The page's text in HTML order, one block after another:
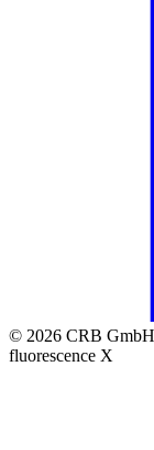
© 2026 CRB GmbH
fluorescence X